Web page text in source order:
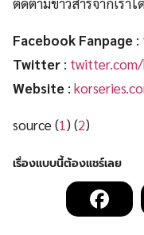
Facebook Fanpage :
Twitter :
Website :
source (1) (2)